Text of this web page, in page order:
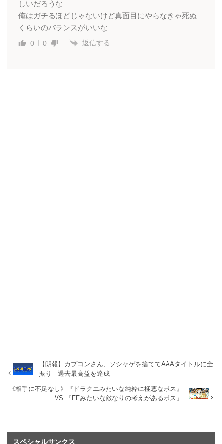
しいだろうな
俺はガチるほどじゃないけど真面目にやらなきゃ死ぬ
くらいのバランスがいいな
0 0 返信する
【朗報】カプコンさん、ソシャゲを捨ててAAAタイトルに全
振り→過去最高益を達成
《相手に不足なし》『ドラクエみたいな純粋に極悪なボス』
VS 『FFみたいな敵なりの考えがあるボス』
スペシャルサンクス